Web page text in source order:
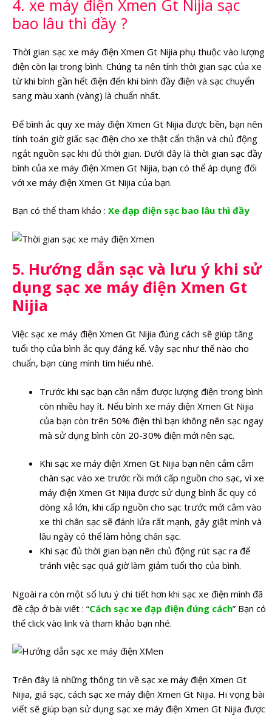
4. xe máy điện Xmen Gt Nijia sạc
bao lâu thì đầy ?
Thời gian sạc xe máy điện Xmen Gt Nijia phụ thuộc vào lượng
điện còn lại trong bình. Chúng ta nên tính thời gian sạc của xe
từ khi bình gần hết điện đến khi bình đầy điện và sạc chuyển
sang màu xanh (vàng) là chuẩn nhất.
Để bình ắc quy xe máy điện Xmen Gt Nijia được bền, bạn nên
tính toán giờ giấc sạc điện cho xe thật cẩn thận và chủ động
ngắt nguồn sạc khi đủ thời gian. Dưới đây là thời gian sạc đầy
bình của xe máy điện Xmen Gt Nijia, bạn có thể áp dụng đối
với xe máy điện Xmen Gt Nijia của bạn.
Bạn có thể tham khảo : Xe đạp điện sạc bao lâu thì đầy
5. Hướng dẫn sạc và lưu ý khi sử
dụng sạc xe máy điện Xmen Gt
Nijia
Việc sạc xe máy điện Xmen Gt Nijia đúng cách sẽ giúp tăng
tuổi thọ của bình ắc quy đáng kể. Vậy sạc như thế nào cho
chuẩn, bạn cùng mình tìm hiểu nhé.
Trước khi sạc bạn cần nắm được lượng điện trong bình
còn nhiều hay ít. Nếu bình xe máy điện Xmen Gt Nijia
của bạn còn trên 50% điện thì bạn không nên sạc ngay
mà sử dụng bình còn 20-30% điện mới nên sạc.
Khi sạc xe máy điện Xmen Gt Nijia bạn nên cắm cắm
chân sạc vào xe trước rồi mới cấp nguồn cho sạc, vì xe
máy điện Xmen Gt Nijia được sử dụng bình ắc quy có
dòng xả lớn, khi cấp nguồn cho sạc trước mới cắm vào
xe thì chân sạc sẽ đánh lửa rất mạnh, gây giật mình và
lâu ngày có thể làm hỏng chân sạc.
Khi sạc đủ thời gian bạn nên chủ động rút sạc ra để
tránh việc sạc quá giờ làm giảm tuổi thọ của bình.
Ngoài ra còn một số lưu ý chi tiết hơn khi sạc xe điện mình đã
đề cập ở bài viết : “Cách sạc xe đạp điện đúng cách” Bạn có
thể click vào link và tham khảo bạn nhé.
Trên đây là những thông tin về sạc xe máy điện Xmen Gt
Nijia, giá sạc, cách sạc xe máy điện Xmen Gt Nijia. Hi vọng bài
viết sẽ giúp bạn sử dụng sạc xe máy điện Xmen Gt Nijia được